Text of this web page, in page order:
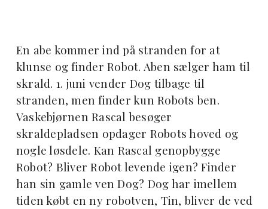
En abe kommer ind på stranden for at
klunse og finder Robot. Aben sælger ham til
skrald. 1. juni vender Dog tilbage til
stranden, men finder kun Robots ben.
Vaskebjørnen Rascal besøger
skraldepladsen opdager Robots hoved og
nogle løsdele. Kan Rascal genopbygge
Robot? Bliver Robot levende igen? Finder
han sin gamle ven Dog? Dog har imellem
tiden købt en ny robotven, Tin, bliver de ved